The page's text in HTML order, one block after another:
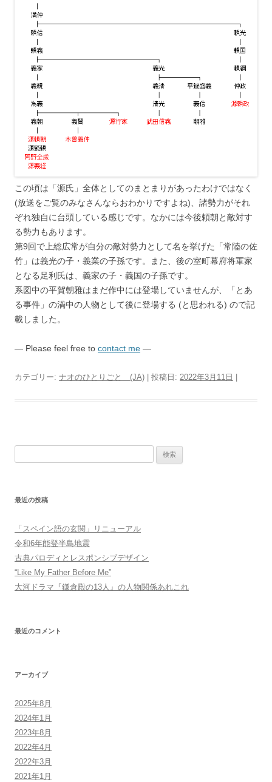
この頃は「源氏」全体としてのまとまりがあったわけではなく
(放送をご覧のみなさんならおわかりですよね)、諸勢力がそれ
ぞれ独自に台頭している感じです。なかには今後頼朝と敵対す
る勢力もあります。
第9回で上総広常が自分の敵対勢力として名を挙げた「常陸の佐
竹」は義光の子・義業の子孫です。また、後の室町幕府将軍家
となる足利氏は、義家の子・義国の子孫です。
系図中の平賀朝雅はまだ作中には登場していませんが、「とあ
る事件」の渦中の人物として後に登場する (と思われる) ので記
載しました。
— Please feel free to contact me —
カテゴリー: ナオのひとりごと (JA) | 投稿日: 2022年3月11日 |
索:
最近の投稿
「スペイン語の玄関」リニューアル
令和6年能登半島地震
古典パロディとレスポンシブデザイン
“Like My Father Before Me”
大河ドラマ『鎌倉殿の13人』の人物関係あれこれ
最近のコメント
アーカイブ
2025年8月
2024年1月
2023年8月
2022年4月
2022年3月
2021年1月